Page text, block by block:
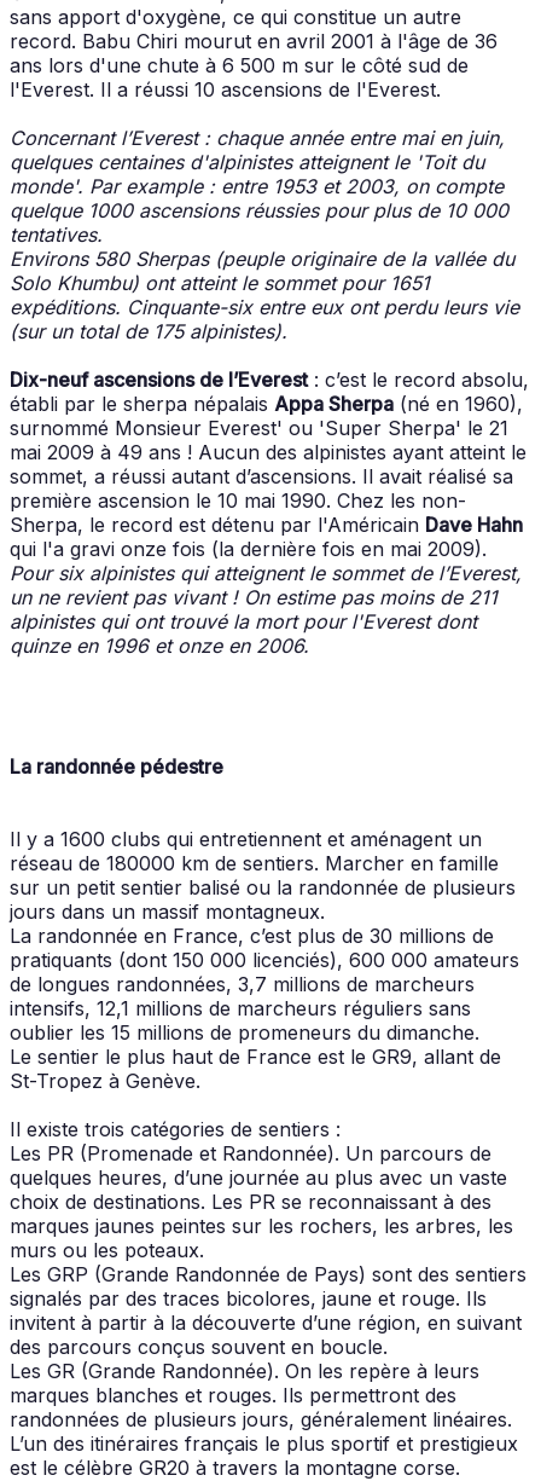
sans apport d'oxygène, ce qui constitue un autre
record. Babu Chiri mourut en avril 2001 à l'âge de 36
ans lors d'une chute à 6 500 m sur le côté sud de
l'Everest. Il a réussi 10 ascensions de l'Everest.
Concernant l’Everest : chaque année entre mai en juin,
quelques centaines d'alpinistes atteignent le 'Toit du
monde'. Par example : entre 1953 et 2003, on compte
quelque 1000 ascensions réussies pour plus de 10 000
tentatives.
Environs 580 Sherpas (peuple originaire de la vallée du
Solo Khumbu) ont atteint le sommet pour 1651
expéditions. Cinquante-six entre eux ont perdu leurs vie
(sur un total de 175 alpinistes).
Dix-neuf ascensions de l’Everest: c’est le record absolu,
établi par le sherpa népalais Appa Sherpa (né en 1960),
surnommé Monsieur Everest' ou 'Super Sherpa' le 21
mai 2009 à 49 ans ! Aucun des alpinistes ayant atteint le
sommet, a réussi autant d’ascensions. Il avait réalisé sa
première ascension le 10 mai 1990. Chez les non-
Sherpa, le record est détenu par l'Américain Dave Hahn
qui l'a gravi onze fois (la dernière fois en mai 2009).
Pour six alpinistes qui atteignent le sommet de l’Everest,
un ne revient pas vivant ! On estime pas moins de 211
alpinistes qui ont trouvé la mort pour l'Everest dont
quinze en 1996 et onze en 2006.
La randonnée pédestre
Il y a 1600 clubs qui entretiennent et aménagent un
réseau de 180000 km de sentiers. Marcher en famille
sur un petit sentier balisé ou la randonnée de plusieurs
jours dans un massif montagneux.
La randonnée en France, c’est plus de 30 millions de
pratiquants (dont 150 000 licenciés), 600 000 amateurs
de longues randonnées, 3,7 millions de marcheurs
intensifs, 12,1 millions de marcheurs réguliers sans
oublier les 15 millions de promeneurs du dimanche.
Le sentier le plus haut de France est le GR9, allant de
St-Tropez à Genève.
Il existe trois catégories de sentiers :
Les PR (Promenade et Randonnée). Un parcours de
quelques heures, d’une journée au plus avec un vaste
choix de destinations. Les PR se reconnaissant à des
marques jaunes peintes sur les rochers, les arbres, les
murs ou les poteaux.
Les GRP (Grande Randonnée de Pays) sont des sentiers
signalés par des traces bicolores, jaune et rouge. Ils
invitent à partir à la découverte d’une région, en suivant
des parcours conçus souvent en boucle.
Les GR (Grande Randonnée). On les repère à leurs
marques blanches et rouges. Ils permettront des
randonnées de plusieurs jours, généralement linéaires.
L’un des itinéraires français le plus sportif et prestigieux
est le célèbre GR20 à travers la montagne corse.